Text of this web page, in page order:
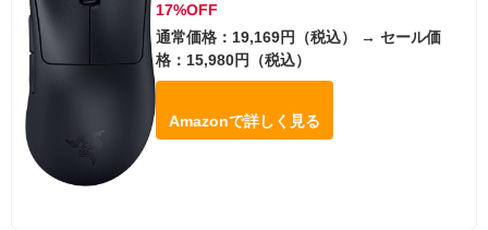
17%OFF
通常価格：19,169円（税込） → セール価
格：15,980円（税込）
Amazonで詳しく見る